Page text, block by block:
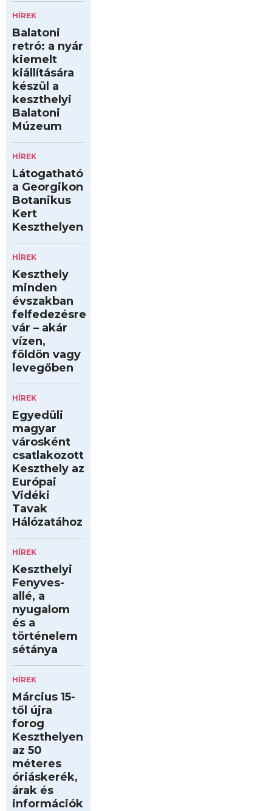
HÍREK
Balatoni
retró: a nyár
kiemelt
kiállítására
készül a
keszthelyi
Balatoni
Múzeum
HÍREK
Látogatható
a Georgikon
Botanikus
Kert
Keszthelyen
HÍREK
Keszthely
minden
évszakban
felfedezésre
vár – akár
vízen,
földön vagy
levegőben
HÍREK
Egyedüli
magyar
városként
csatlakozott
Keszthely az
Európai
Vidéki
Tavak
Hálózatához
HÍREK
Keszthelyi
Fenyves-
allé, a
nyugalom
és a
történelem
sétánya
HÍREK
Március 15-
től újra
forog
Keszthelyen
az 50
méteres
óriáskerék,
árak és
információk